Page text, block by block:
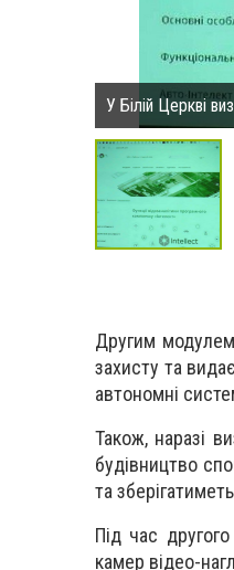
У Білій Церкві
Другим
захисту та
автономні
Також, наразі
будівництво
та
Під час
камер відео-